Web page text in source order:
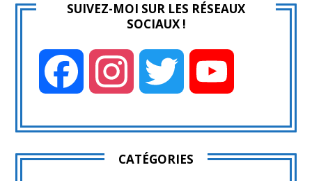
SUIVEZ-MOI SUR LES RÉSEAUX
SOCIAUX !
Facebook Instagram Twitter
CATÉGORIES